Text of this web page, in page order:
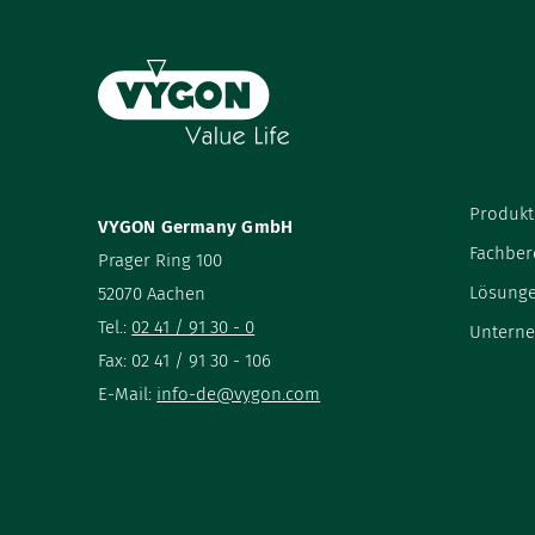
VYGON Germany GmbH
Prager Ring 100
52070 Aachen
Tel.: 02 41 / 91 30 - 0
Fax: 02 41 / 91 30 - 106
E-Mail: info-de@vygon.com